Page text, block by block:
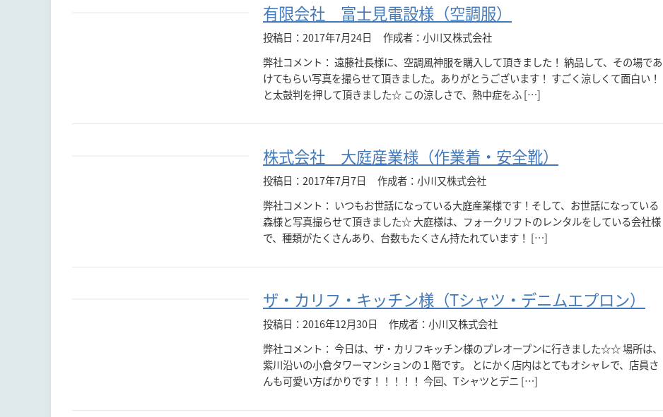
有限会社 富士見電設様（空調服）
投稿日：2017年7月24日
作成者：小川又株式会社
弊社コメント： 遠藤社長様に、空調風神服を購入して頂きました！ 納品して、その場であ
けてもらい写真を撮らせて頂きました。ありがとうございます！ すごく涼しくて面白い！
と太鼓判を押して頂きました☆ この涼しさで、熱中症をふ […]
株式会社 大庭産業様（作業着・安全靴）
投稿日：2017年7月7日
作成者：小川又株式会社
弊社コメント： いつもお世話になっている大庭産業様です！そして、お世話になっている
森様と写真撮らせて頂きました☆ 大庭様は、フォークリフトのレンタルをしている会社様
で、種類がたくさんあり、台数もたくさん持たれています！ […]
ザ・カリフ・キッチン様（Tシャツ・デニムエプロン）
投稿日：2016年12月30日
作成者：小川又株式会社
弊社コメント： 今日は、ザ・カリフキッチン様のプレオープンに行きました☆☆ 場所は、
紫川沿いの小倉タワーマンションの１階です。 とにかく店内はとてもオシャレで、店員さ
んも可愛い方ばかりです！！！！！ 今回、Tシャツとデニ […]